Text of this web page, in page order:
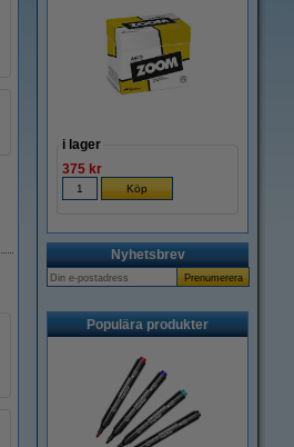
i lager
375 kr
Nyhetsbrev
Populära produkter